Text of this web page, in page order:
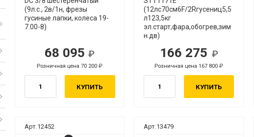
(9л.с., 2в/1н, фрезы
гусиные лапки, колеса 19-
7.00-8)
68 095
Розничная цена 70 200
КУПИТЬ
(12лс70см6F/2Rгусениц5,5
л123,5кг
эл.старт,фара,обогрев,зим
н.дв)
166 275
Розничная цена 167 800
КУПИТЬ
руб.
руб.
руб.
руб.
Арт.12452 Арт.13479